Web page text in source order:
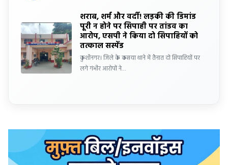
शराब, शर्म और वर्दी! लड़की की डिमांड
पूरी न होने पर सिपाही पर तांडव का
आरोप, एसपी ने किया दो सिपाहियों को
तत्काल सस्पेंड
कुशीनगर। जिले के कसया थाने में तैनात दो सिपाहियों पर
लगे गंभीर आरोपों ने…